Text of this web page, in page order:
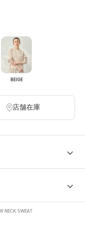
BEIGE
店舗在庫
NECK SWEAT